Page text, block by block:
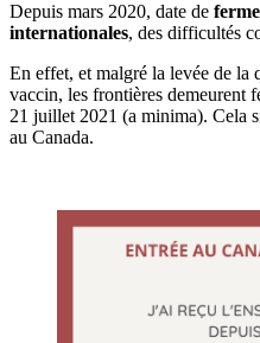
Depuis mars 2020, date de
internationales, des difficultés
En effet, et malgré la levée de la
vaccin, les frontières demeurent
21 juillet 2021 (a minima). Cela
au Canada.